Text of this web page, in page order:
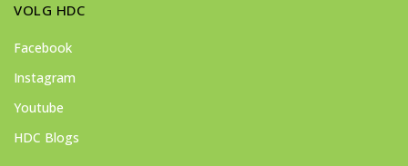
VOLG HDC
Facebook
Instagram
Youtube
HDC Blogs